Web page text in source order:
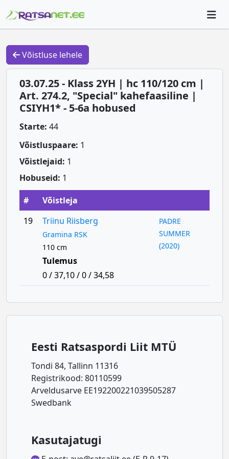
Võistluse lehele
03.07.25 - Klass 2YH | hc 110/120 cm |
Art. 274.2, "Special" kahefaasiline |
CSIYH1* - 5-6a hobused
Starte: 44
Võistluspaare: 1
Võistlejaid: 1
Hobuseid: 1
#
Võistleja
19
Triinu Riisberg
Gramina RSK
110 cm
PADRE
SUMMER
(2020)
Tulemus
0 / 37,10 / 0 / 34,58
Eesti Ratsaspordi Liit MTÜ
Tondi 84, Tallinn 11316
Registrikood: 80110599
Arveldusarve EE192200221039505287
Swedbank
Kasutajatugi